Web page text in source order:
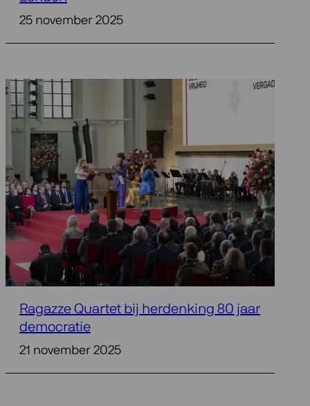
25 november 2025
Ragazze Quartet bij herdenking 80 jaar
democratie
21 november 2025